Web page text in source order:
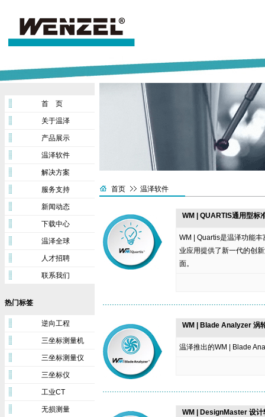
首 页
关于温泽
产品展示
温泽软件
解决方案
服务支持
新闻动态
下载中心
温泽全球
人才招聘
联系我们
热门标签
逆向工程
三坐标测量机
三坐标测量仪
三坐标仪
工业CT
无损测量
首页 温泽软件
WM | QUARTIS通用型标
WM | Quartis是温泽功能
业应用提供了新一代的创
面。
WM | Blade Analyzer 涡
温泽推出的WM | Blade
WM | DesignMaster 设计